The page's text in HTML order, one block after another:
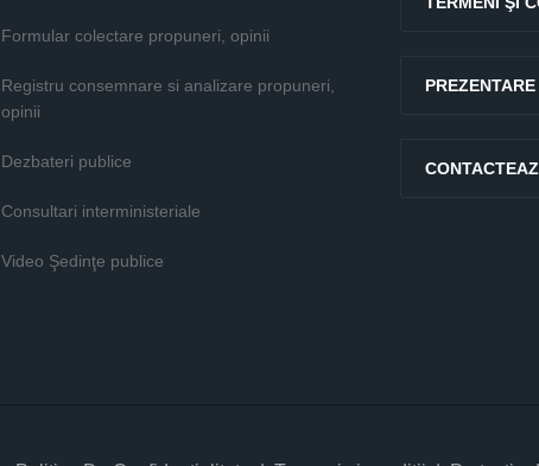
Formular colectare propuneri, opinii
Registru consemnare si analizare propuneri,
opinii
Dezbateri publice
Consultari interministeriale
Video Şedinţe publice